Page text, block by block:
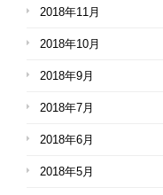
2018年11月
2018年10月
2018年9月
2018年7月
2018年6月
2018年5月